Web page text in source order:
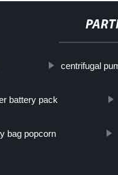
centrifugal
battery pack
bag popcorn